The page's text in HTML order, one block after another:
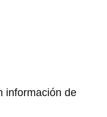
información de